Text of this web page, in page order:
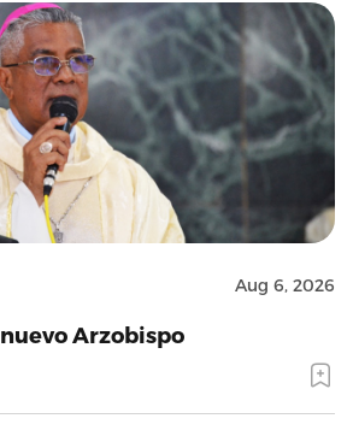
Aug 6, 2026
Arzobispo